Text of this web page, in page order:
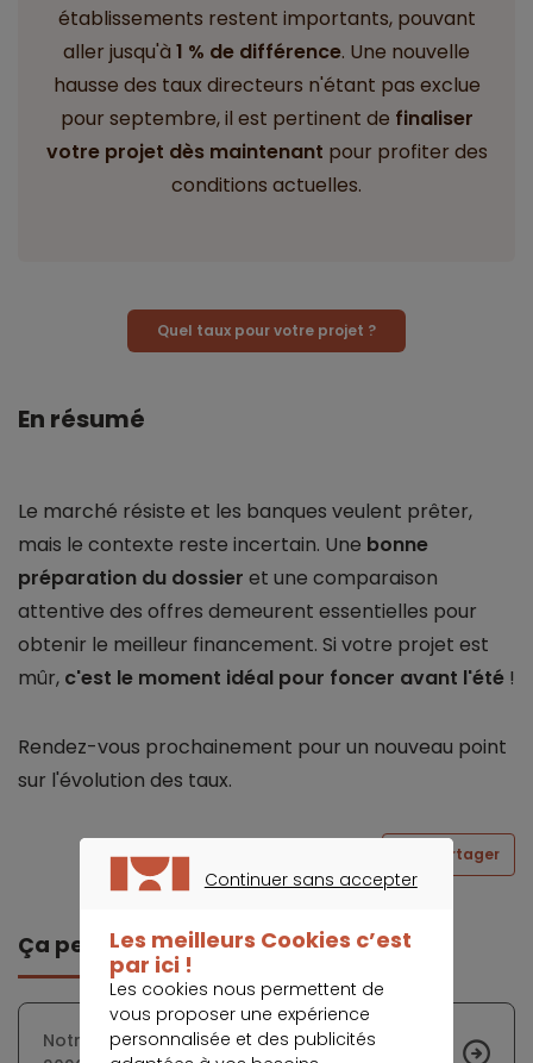
établissements restent importants, pouvant
aller jusqu'à 1 % de différence. Une nouvelle
hausse des taux directeurs n'étant pas exclue
pour septembre, il est pertinent de finaliser
votre projet dès maintenant pour profiter des
conditions actuelles.
Quel taux pour votre projet ?
En résumé
Le marché résiste et les banques veulent prêter,
mais le contexte reste incertain. Une bonne
préparation du dossier et une comparaison
attentive des offres demeurent essentielles pour
obtenir le meilleur financement. Si votre projet est
mûr, c'est le moment idéal pour foncer avant l'été !
Rendez-vous prochainement pour un nouveau point
sur l'évolution des taux.
Partager
Ça peut vous intéresser
Notre analyse des taux immobiliers - Janvier
Continuer sans accepter
Les meilleurs Cookies c’est
par ici !
Les cookies nous permettent de
vous proposer une expérience
personnalisée et des publicités